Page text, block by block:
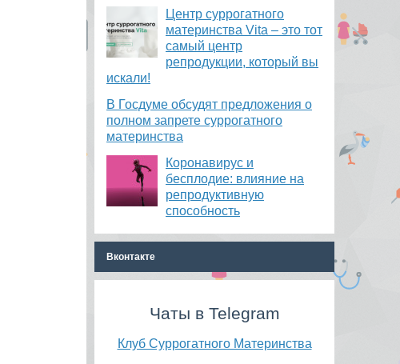
​Центр суррогатного
материнства Vita – это тот
самый центр
репродукции, который вы
искали!
В Госдуме обсудят предложения о
полном запрете суррогатного
материнства
Коронавирус и
бесплодие: влияние на
репродуктивную
способность
Вконтакте
Чаты в Telegram
Клуб Суррогатного Материнства